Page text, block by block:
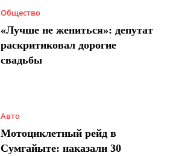
Общество
«Лучше не жениться»: депутат
раскритиковал дорогие
свадьбы
Авто
Мотоциклетный рейд в
Сумгайыте: наказали 30